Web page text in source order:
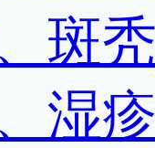
斑秃
湿